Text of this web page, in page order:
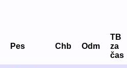
Pes Chb Odm
TB
za
čas